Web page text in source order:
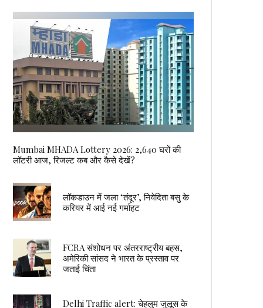
Mumbai MHADA Lottery 2026: 2,640 घरों की
लॉटरी आज, रिजल्ट कब और कैसे देखें?
लॉकडाउन में जला ‘तंदूर’, निवेदिता बसु के
करियर में आई नई गर्माहट
FCRA संशोधन पर अंतरराष्ट्रीय बहस,
अमेरिकी सांसद ने भारत के प्रस्ताव पर
जताई चिंता
Delhi Traffic alert: चेहलुम जुलूस के